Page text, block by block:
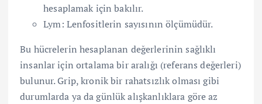
hesaplamak için bakılır.
Lym: Lenfositlerin sayısının ölçümüdür.
Bu hücrelerin hesaplanan değerlerinin sağlıklı
insanlar için ortalama bir aralığı (referans değerleri)
bulunur. Grip, kronik bir rahatsızlık olması gibi
durumlarda ya da günlük alışkanlıklara göre az